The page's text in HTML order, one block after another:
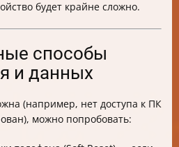
будет крайне сложно.
способы
и данных
(например, нет доступа к ПК
можно попробовать: